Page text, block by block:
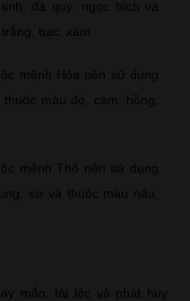
đá quý, ngọc bích và
bạc, xám.
mệnh Hỏa nên sử dụng
màu đỏ, cam, hồng,
mệnh Thổ nên sử dụng
sứ và thuộc màu nâu,
mắn, tài lộc và phát huy